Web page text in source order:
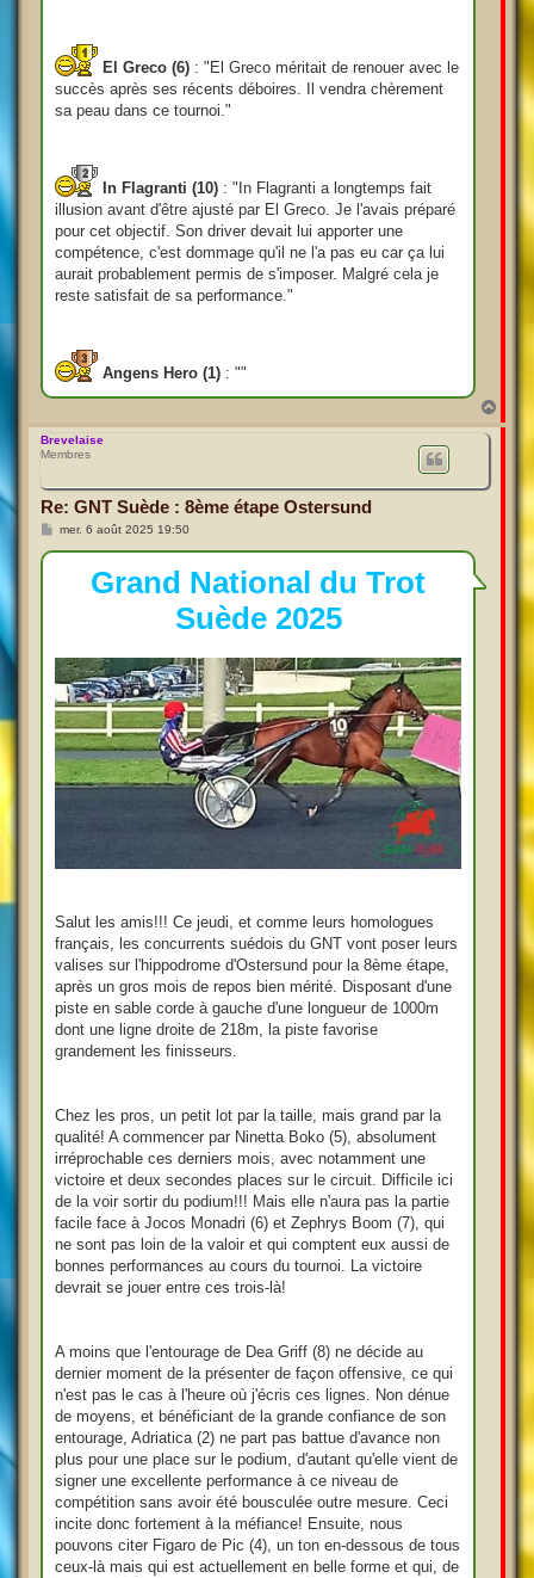
El Greco (6) : "El Greco méritait de renouer avec le
succès après ses récents déboires. Il vendra chèrement
sa peau dans ce tournoi."
In Flagranti (10) : "In Flagranti a longtemps fait
illusion avant d'être ajusté par El Greco. Je l'avais préparé
pour cet objectif. Son driver devait lui apporter une
compétence, c'est dommage qu'il ne l'a pas eu car ça lui
aurait probablement permis de s'imposer. Malgré cela je
reste satisfait de sa performance."
Angens Hero (1) : ""
a
Brevelaise
Membres
Re: GNT Suède : 8ème étape Ostersund
M
s
mer. 6 août 2025 19:50
Grand National du Trot
Suède 2025
Salut les amis!!! Ce jeudi, et comme leurs homologues
français, les concurrents suédois du GNT vont poser leurs
valises sur l'hippodrome d'Ostersund pour la 8ème étape,
après un gros mois de repos bien mérité. Disposant d'une
piste en sable corde à gauche d'une longueur de 1000m
dont une ligne droite de 218m, la piste favorise
grandement les finisseurs.
Chez les pros, un petit lot par la taille, mais grand par la
qualité! A commencer par Ninetta Boko (5), absolument
irréprochable ces derniers mois, avec notamment une
victoire et deux secondes places sur le circuit. Difficile ici
de la voir sortir du podium!!! Mais elle n'aura pas la partie
facile face à Jocos Monadri (6) et Zephrys Boom (7), qui
ne sont pas loin de la valoir et qui comptent eux aussi de
bonnes performances au cours du tournoi. La victoire
devrait se jouer entre ces trois-là!
A moins que l'entourage de Dea Griff (8) ne décide au
dernier moment de la présenter de façon offensive, ce qui
n'est pas le cas à l'heure où j'écris ces lignes. Non dénue
de moyens, et bénéficiant de la grande confiance de son
entourage, Adriatica (2) ne part pas battue d'avance non
plus pour une place sur le podium, d'autant qu'elle vient de
signer une excellente performance à ce niveau de
compétition sans avoir été bousculée outre mesure. Ceci
incite donc fortement à la méfiance! Ensuite, nous
pouvons citer Figaro de Pic (4), un ton en-dessous de tous
ceux-là mais qui est actuellement en belle forme et qui, de